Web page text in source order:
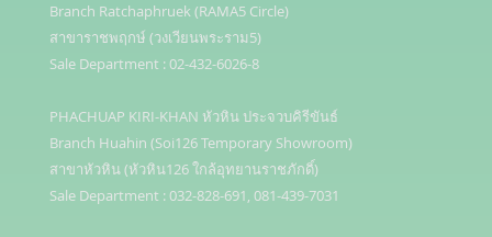
Branch Ratchaphruek (RAMA5 Circle)
สาขาราชพฤกษ์ (วงเวียนพระราม5)
Sale Department : 02-432-6026-8
PHACHUAP KIRI-KHAN หัวหิน ประจวบคิรีขันธ์
Branch Huahin (Soi126 Temporary Showroom)
สาขาหัวหิน (หัวหิน126 ใกล้อุทยานราชภักดิ์)
Sale Department : 032-828-691, 081-439-7031